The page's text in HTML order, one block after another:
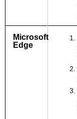
Microsoft
Edge